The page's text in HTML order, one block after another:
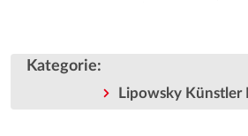
Kategorie:
Lipowsky Künstler II